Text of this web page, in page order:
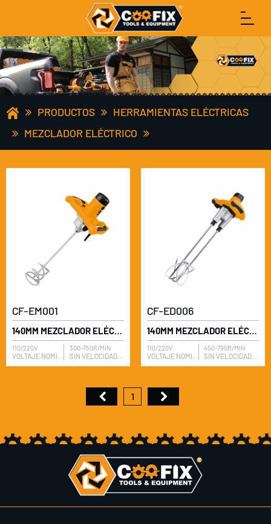
PRODUCTOS
HERRAMIENTAS ELÉCTRICAS
MEZCLADOR ELÉCTRICO
CF-EM001
140MM MEZCLADOR ELÉCTRICO
110/220V
VOLTAJE NOMINAL
300-750R/MIN
SIN VELOCIDAD DE CARGA
CF-ED006
140MM MEZCLADOR ELÉCTRICO
110/220V
VOLTAJE NOMINAL
450-790R/MIN
SIN VELOCIDAD DE CARGA
1